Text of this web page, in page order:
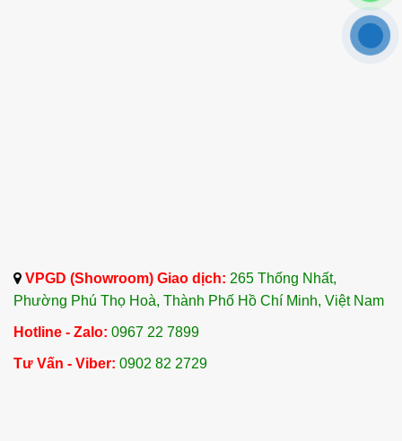
VPGD (Showroom) Giao dịch: 265 Thống Nhất,
Phường Phú Thọ Hoà, Thành Phố Hồ Chí Minh, Việt Nam
Hotline - Zalo: 0967 22 7899
Tư Vấn - Viber: 0902 82 2729